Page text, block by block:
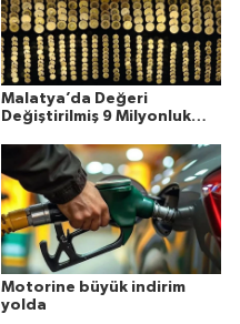
Malatya’da Değeri
Değiştirilmiş 9 Milyonluk
Motorine büyük indirim
yolda